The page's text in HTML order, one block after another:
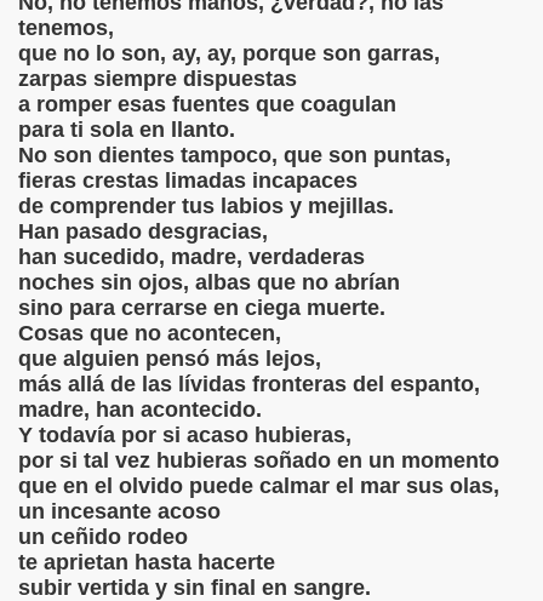
tenemos,
que no lo son, ay, ay, porque son garras,
zarpas siempre dispuestas
a romper esas fuentes que coagulan
para ti sola en llanto.
No son dientes tampoco, que son puntas,
fieras crestas limadas incapaces
de comprender tus labios y mejillas.
Han pasado desgracias,
han sucedido, madre, verdaderas
noches sin ojos, albas que no abrían
sino para cerrarse en ciega muerte.
Cosas que no acontecen,
que alguien pensó más lejos,
más allá de las lívidas fronteras del espanto,
madre, han acontecido.
Y todavía por si acaso hubieras,
por si tal vez hubieras soñado en un momento
que en el olvido puede calmar el mar sus olas,
un incesante acoso
un ceñido rodeo
te aprietan hasta hacerte
subir vertida y sin final en sangre.
DIVINO AMOR
LOS BRAZOS DE UN AMOR...
INFINITA
SANGRE ESPERA TODAVÍA...
POR EL CAMINO
AMOR
AMOR